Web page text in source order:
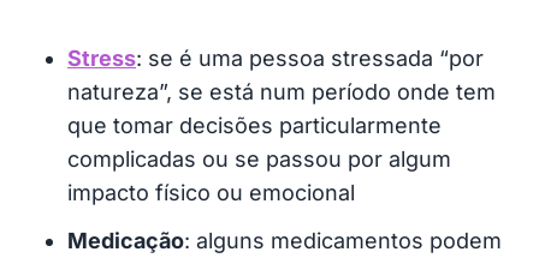
Stress: se é uma pessoa stressada “por
natureza”, se está num período onde tem
que tomar decisões particularmente
complicadas ou se passou por algum
impacto físico ou emocional
Medicação: alguns medicamentos podem